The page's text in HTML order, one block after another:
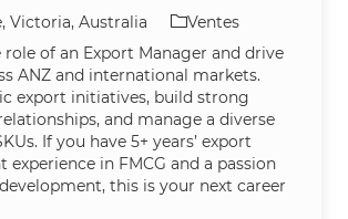
Victoria, Australia Catégorie
Ventes
role of an Export Manager and drive
ANZ and international markets.
export initiatives, build strong
and manage a diverse
If you have 5+ years’ export
experience in FMCG and a passion
this is your next career